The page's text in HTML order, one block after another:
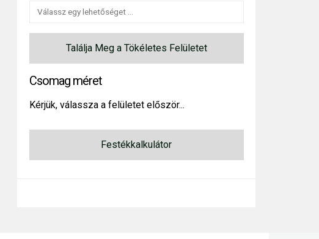
Találja Meg a Tökéletes Felületet
Csomag méret
Kérjük, válassza a felületet először...
Festékkalkulátor